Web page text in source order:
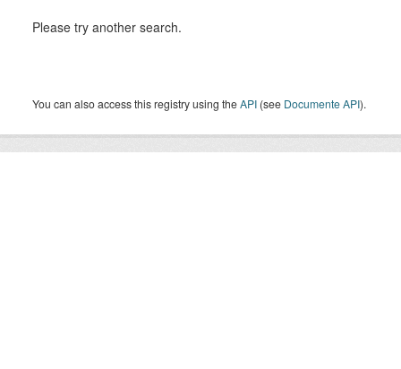
Please try another search.
You can also access this registry using theAPI (see Documente API).